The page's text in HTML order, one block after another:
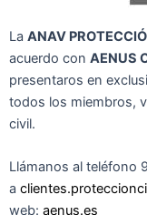
La ANAV
acuerdo con AENUS
presentaros en
todos los miembros,
civil.
Llámanos al teléfono
a
web: aenus.es